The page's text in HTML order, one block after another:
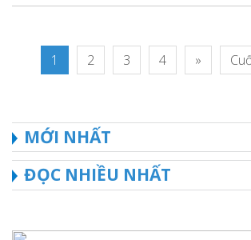
1 2 3 4 »
MỚI NHẤT
ĐỌC NHIỀU NHẤT